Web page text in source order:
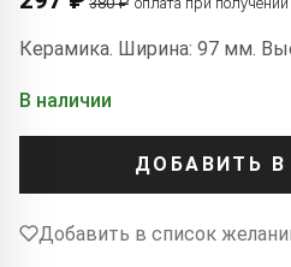
Керамика. Ширина: 97 мм.
В наличии
ДОБАВИТЬ В
Добавить в список